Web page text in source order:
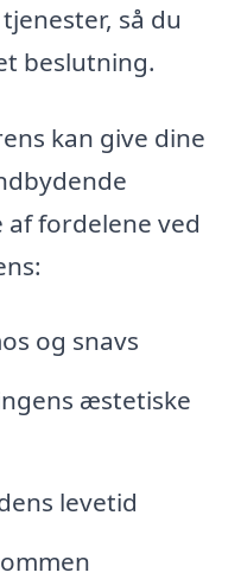
så du
beslutning.
kan give dine
af fordelene ved
og snavs
æstetiske
levetid